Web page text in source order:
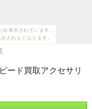
表示されています。
されなくなります。
ード買取アクセサリ